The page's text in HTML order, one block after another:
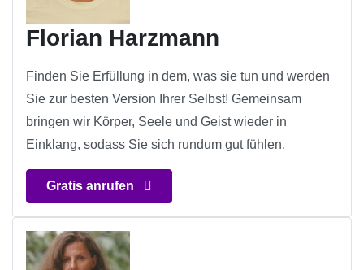
Florian Harzmann
Finden Sie Erfüllung in dem, was sie tun und werden
Sie zur besten Version Ihrer Selbst! Gemeinsam
bringen wir Körper, Seele und Geist wieder in
Einklang, sodass Sie sich rundum gut fühlen.
Gratis anrufen